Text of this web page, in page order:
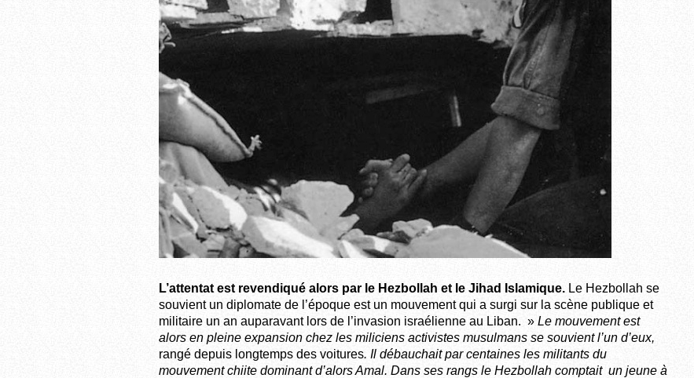
L’attentat est revendiqué alors par le Hezbollah et le Jihad Islamique. Le Hezbollah se
souvient un diplomate de l’époque est un mouvement qui a surgi sur la scène publique et
militaire un an auparavant lors de l’invasion israélienne au Liban. » Le mouvement est
alors en pleine expansion chez les miliciens activistes musulmans se souvient l’un d’eux,
rangé depuis longtemps des voitures. Il débauchait par centaines les militants du
mouvement chiite dominant d’alors Amal. Dans ses rangs le Hezbollah comptait un jeune à